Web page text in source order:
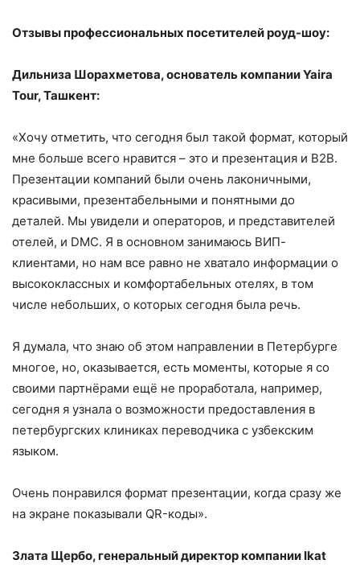
Отзывы профессиональных посетителей роуд-шоу:
Дильниза Шорахметова, основатель компании Yaira
Tour, Ташкент:
«Хочу отметить, что сегодня был такой формат, который
мне больше всего нравится – это и презентация и B2B.
Презентации компаний были очень лаконичными,
красивыми, презентабельными и понятными до
деталей. Мы увидели и операторов, и представителей
отелей, и DMC. Я в основном занимаюсь ВИП-
клиентами, но нам все равно не хватало информации о
высококлассных и комфортабельных отелях, в том
числе небольших, о которых сегодня была речь.
Я думала, что знаю об этом направлении в Петербурге
многое, но, оказывается, есть моменты, которые я со
своими партнёрами ещё не проработала, например,
сегодня я узнала о возможности предоставления в
петербургских клиниках переводчика с узбекским
языком.
Очень понравился формат презентации, когда сразу же
на экране показывали QR-коды».
Злата Щербо, генеральный директор компании Ikat